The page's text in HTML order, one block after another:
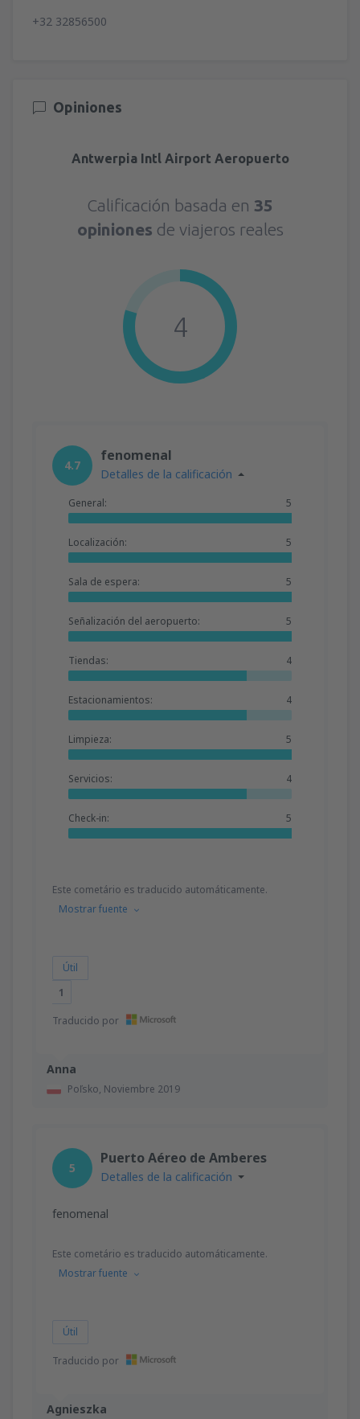
+32 32856500
Opiniones
Antwerpia Intl Airport Aeropuerto
Calificación basada en 35
opiniones de viajeros reales
4
Anna
Poľsko, Noviembre 2019
4.7
fenomenal
Detalles de la calificación
General: 5
Localización: 5
Sala de espera: 5
Señalización del aeropuerto: 5
Tiendas: 4
Estacionamientos: 4
Limpieza: 5
Servicios: 4
Check-in: 5
Este cometário es traducido automáticamente.
Mostrar fuente
Útil
1
Traducido por
Agnieszka
5
Puerto Aéreo de Amberes
Detalles de la calificación
fenomenal
Este cometário es traducido automáticamente.
Mostrar fuente
Útil
Traducido por